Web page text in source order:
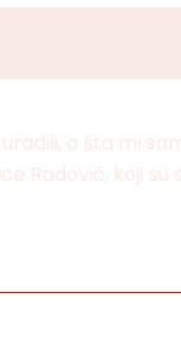
a šta mi
koji su